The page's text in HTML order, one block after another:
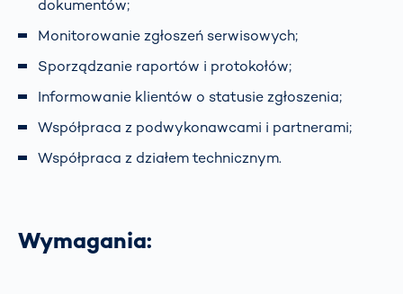
dokumentów;
Monitorowanie zgłoszeń serwisowych;
Sporządzanie raportów i protokołów;
Informowanie klientów o statusie zgłoszenia;
Współpraca z podwykonawcami i partnerami;
Współpraca z działem technicznym.
Wymagania: